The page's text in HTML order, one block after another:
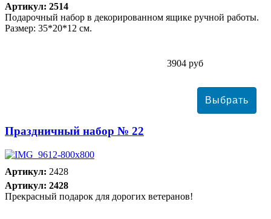
Артикул: 2514
Подарочный набор в декорированном ящике ручной работы.
Размер: 35*20*12 см.
3904 руб
Праздничный набор № 22
Артикул: 2428
Артикул: 2428
Прекрасный подарок для дорогих ветеранов!